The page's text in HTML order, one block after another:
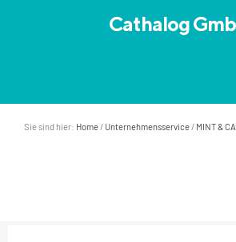
Cathalog
Sie sind hier: Home/ Unternehmensservice/ MINT &